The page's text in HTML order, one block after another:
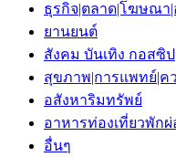
ธุรกิจ|ตลาด|โฆษณา
ยานยนต์
สังคม บันเทิง กอสซิป
สุขภาพ|การแพทย์|ค
อสังหาริมทรัพย์
อาหารท่องเที่ยวพัก
อื่นๆ